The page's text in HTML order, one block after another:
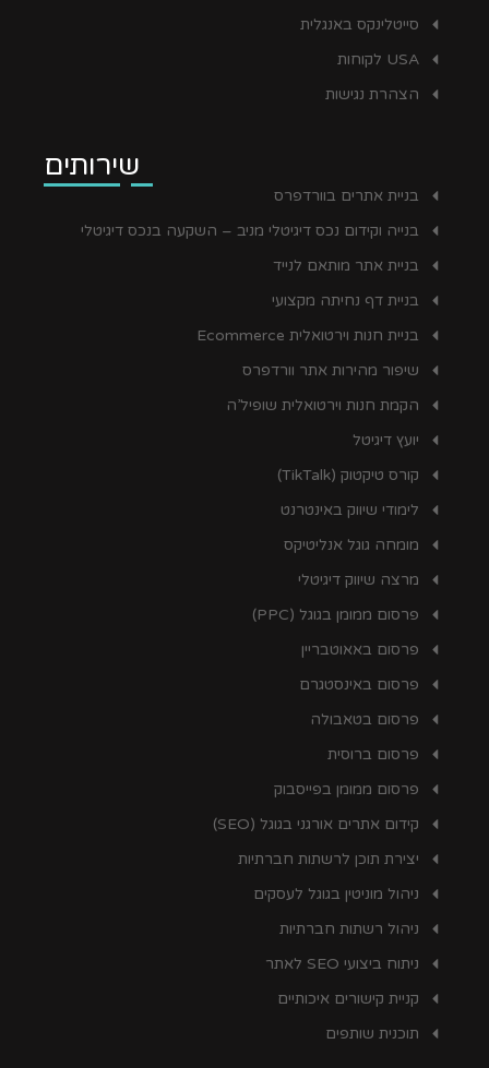
סייטלינקס באנגלית
USA לקוחות
הצהרת נגישות
שירותים
בניית אתרים בוורדפרס
בנייה וקידום נכס דיגיטלי מניב – השקעה בנכס דיגיטלי
בניית אתר מותאם לנייד
בניית דף נחיתה מקצועי
בניית חנות וירטואלית Ecommerce
שיפור מהירות אתר וורדפרס
הקמת חנות וירטואלית שופיל’ה
יועץ דיגיטל
קורס טיקטוק (TikTalk)
לימודי שיווק באינטרנט
מומחה גוגל אנליטיקס
מרצה שיווק דיגיטלי
פרסום ממומן בגוגל (PPC)
פרסום באאוטבריין
פרסום באינסטגרם
פרסום בטאבולה
פרסום ברוסית
פרסום ממומן בפייסבוק
קידום אתרים אורגני בגוגל (SEO)
יצירת תוכן לרשתות חברתיות
ניהול מוניטין בגוגל לעסקים
ניהול רשתות חברתיות
ניתוח ביצועי SEO לאתר
קניית קישורים איכותיים
תוכנית שותפים